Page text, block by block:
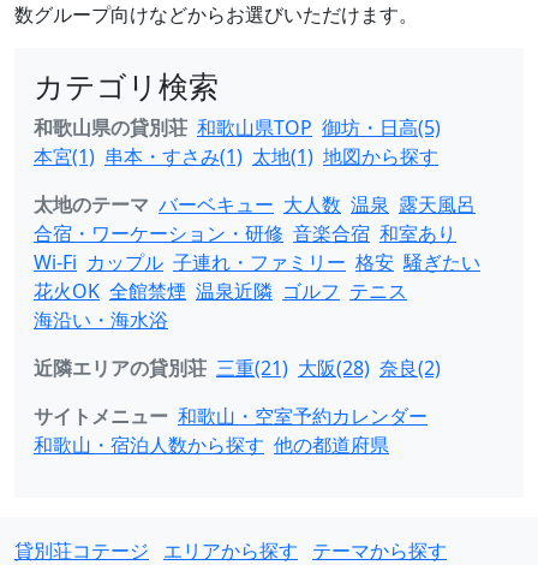
数グループ向けなどからお選びいただけます。
カテゴリ検索
和歌山県の貸別荘 和歌山県TOP 御坊・日高(5)
本宮(1) 串本・すさみ(1) 太地(1) 地図から探す
太地のテーマ バーベキュー 大人数 温泉 露天風呂
合宿・ワーケーション・研修 音楽合宿 和室あり
Wi-Fi カップル 子連れ・ファミリー 格安 騒ぎたい
花火OK 全館禁煙 温泉近隣 ゴルフ テニス
海沿い・海水浴
近隣エリアの貸別荘 三重(21) 大阪(28) 奈良(2)
サイトメニュー 和歌山・空室予約カレンダー
和歌山・宿泊人数から探す 他の都道府県
貸別荘コテージ エリアから探す
テーマから探す